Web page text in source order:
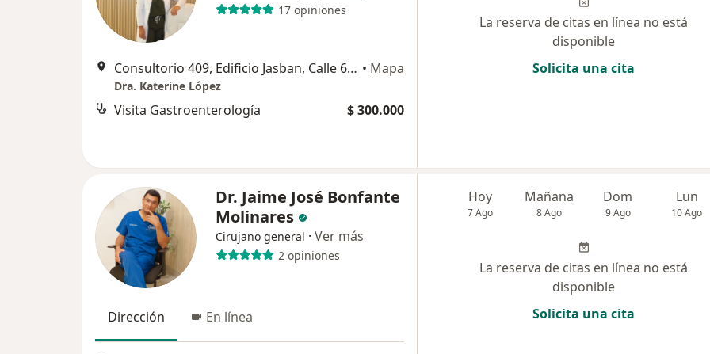
17 opiniones
Consultorio 409, Edificio Jasban, Calle 6A #3-17 Bocagrande, Cartagena • Mapa
Dra. Katerine López
Visita Gastroenterología $ 300.000
La reserva de citas en línea no está
disponible
Solicita una cita
Dr. Jaime José Bonfante
Molinares
Cirujano general · Ver más
2 opiniones
Dirección En línea
Hoy
7 Ago
Mañana
8 Ago
Dom
9 Ago
Lun
10 Ago
La reserva de citas en línea no está
disponible
Solicita una cita